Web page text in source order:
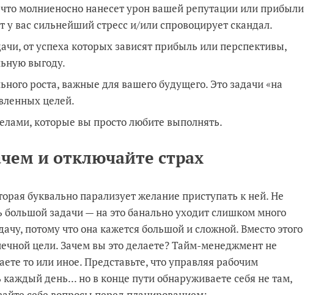
молниеносно нанесет урон вашей репутации или прибыли
у вас сильнейший стресс и/или спровоцирует скандал.
от успеха которых зависят прибыль или перспективы,
выгоду.
роста, важные для вашего будущего. Это задачи «на
целей.
которые вы просто любите выполнять.
и отключайте страх
буквально парализует желание приступать к ней. Не
задачи — на это банально уходит слишком много
потому что она кажется большой и сложной. Вместо этого
цели. Зачем вы это делаете? Тайм-менеджмент не
то или иное. Представьте, что управляя рабочим
день... но в конце пути обнаруживаете себя не там,